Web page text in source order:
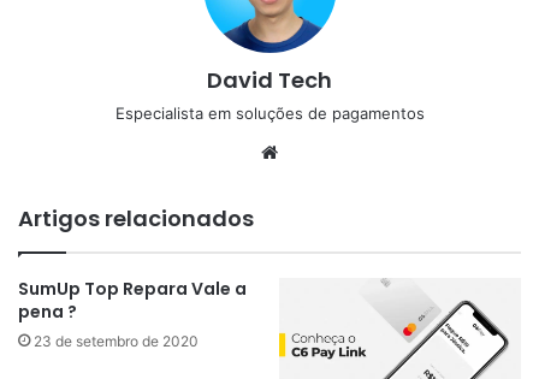
David Tech
Especialista em soluções de pagamentos
Artigos relacionados
SumUp Top Repara Vale a
pena ?
23 de setembro de 2020